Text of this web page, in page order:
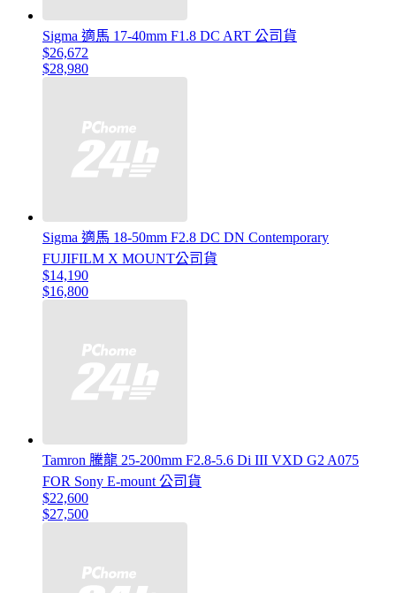
Sigma 適馬 17-40mm F1.8 DC ART 公司貨
$26,672
$28,980
Sigma 適馬 18-50mm F2.8 DC DN Contemporary
FUJIFILM X MOUNT公司貨
$14,190
$16,800
Tamron 騰龍 25-200mm F2.8-5.6 Di III VXD G2 A075
FOR Sony E-mount 公司貨
$22,600
$27,500